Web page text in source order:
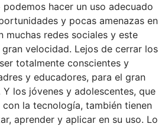
hacer un uso adecuado
y pocas amenazas en
muchas redes sociales y este
velocidad. Lejos de cerrar los
totalmente conscientes y
y educadores, para el gran
los jóvenes y adolescentes, que
la tecnología, también tienen
aprender y aplicar en su uso. Lo